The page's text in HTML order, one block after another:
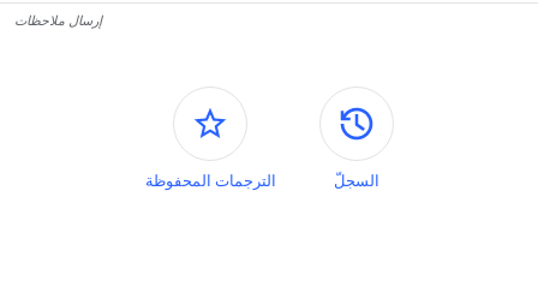
إرسال ملاحظات
اللوحات الجانبية
السجلّ الترجمات المحفوظة